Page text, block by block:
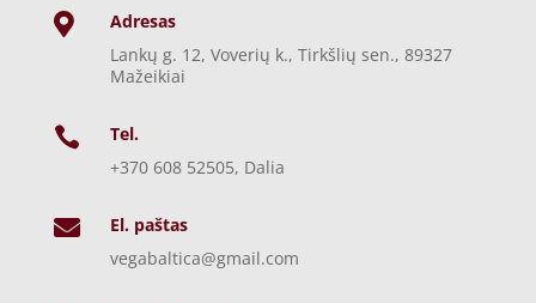

Adresas
Lankų g. 12, Voverių k., Tirkšlių sen., 89327
Mažeikiai

Tel.
+370 608 52505, Dalia

El. paštas
vegabaltica@gmail.com